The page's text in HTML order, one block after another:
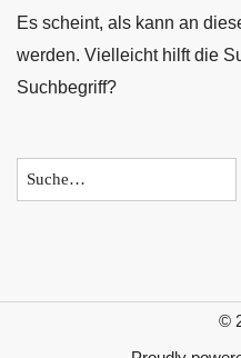
Es scheint, als kann an
werden. Vielleicht hilft die
Suchbegriff?
©